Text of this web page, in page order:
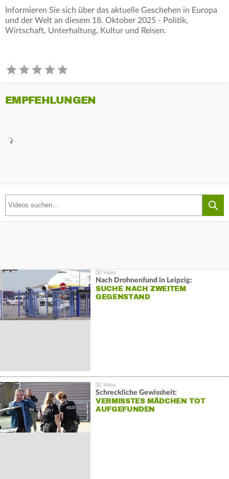
Informieren Sie sich über das aktuelle Geschehen in Europa
und der Welt an diesem 18. Oktober 2025 - Politik,
Wirtschaft, Unterhaltung, Kultur und Reisen.
EMPFEHLUNGEN
Nach Drohnenfund in Leipzig:
SUCHE NACH ZWEITEM
GEGENSTAND
Schreckliche Gewissheit:
VERMISSTES MÄDCHEN TOT
AUFGEFUNDEN